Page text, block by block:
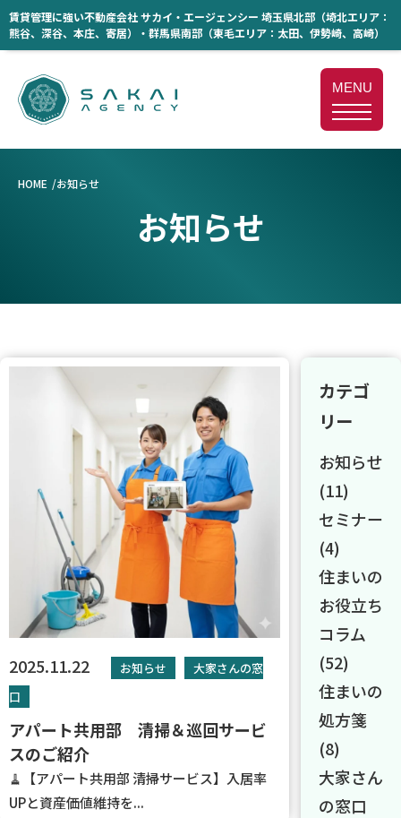
賃貸管理に強い不動産会社 サカイ・エージェンシー 埼玉県北部（埼北エリア：
熊谷、深谷、本庄、寄居）・群馬県南部（東毛エリア：太田、伊勢崎、高崎）
MENU
お知らせ
HOME お知らせ
2025.11.22 お知らせ
大家さんの窓
口
アパート共用部 清掃＆巡回サービ
スのご紹介
🧹【アパート共用部 清掃サービス】入居率
UPと資産価値維持を...
カテゴ
リー
お知らせ
(11)
セミナー
(4)
住まいの
お役立ち
コラム
(52)
住まいの
処方箋
(8)
大家さん
の窓口